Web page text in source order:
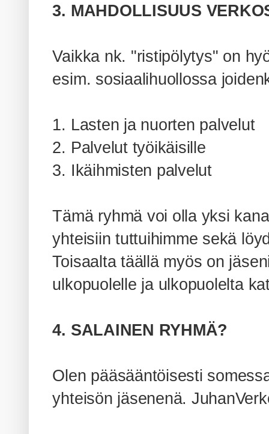
3. MAHDOLLISUUS
Vaikka nk. "ristipölytys" on
esim. sosiaalihuollossa
1. Lasten ja nuorten palvelut
2. Palvelut työikäisille
3. Ikäihmisten palvelut
Tämä ryhmä voi olla yksi
yhteisiin tuttuihimme sekä
Toisaalta täällä myös on
ulkopuolelle ja ulkopuolelta
4. SALAINEN RYHMÄ?
Olen pääsääntöisesti
yhteisön jäsenenä.